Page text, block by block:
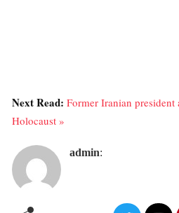
Next Read: Former Iranian
Holocaust »
admin: